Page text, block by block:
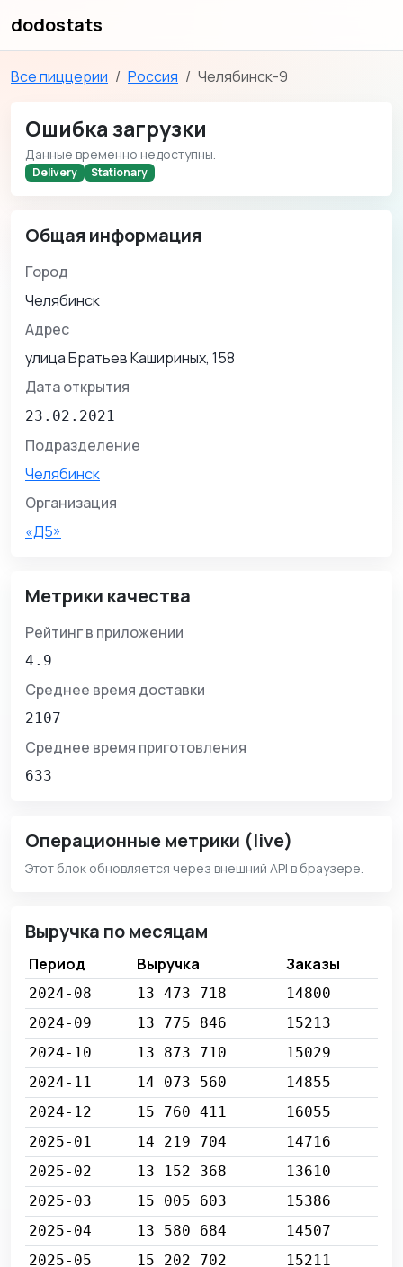
dodostats
Все пиццерии Россия Челябинск-9
Ошибка загрузки
Данные временно недоступны.
Delivery Stationary
Общая информация
Город
Челябинск
Адрес
улица Братьев Кашириных, 158
Дата открытия
23.02.2021
Подразделение
Челябинск
Организация
«Д5»
Метрики качества
Рейтинг в приложении
4.9
Среднее время доставки
2107
Среднее время приготовления
633
Операционные метрики (live)
Этот блок обновляется через внешний API в браузере.
Выручка по месяцам
Период Выручка Заказы
2024-08 13 473 718
14800
2024-09
13 775 846
15213
2024-10
13 873 710
15029
2024-11
14 073 560
14855
2024-12
15 760 411
16055
2025-01
14 219 704
14716
2025-02
13 152 368
13610
2025-03
15 005 603
15386
2025-04
13 580 684
14507
2025-05
15 202 702
15211